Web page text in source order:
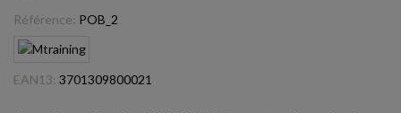
Référence: POB_2
EAN13: 3701309800021